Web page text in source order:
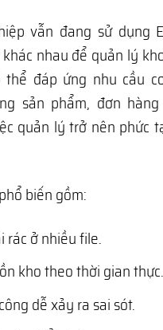
vẫn đang sử dụng
nhau để quản lý
thể đáp ứng nhu cầu
sản phẩm, đơn
quản lý trở nên phức
biến gồm:
rác ở nhiều file.
kho theo thời gian thực.
dễ xảy ra sai sót.